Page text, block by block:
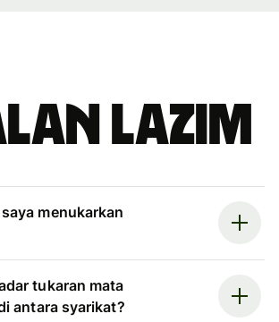
Lazim
menukarkan
tukaran mata
antara syarikat?